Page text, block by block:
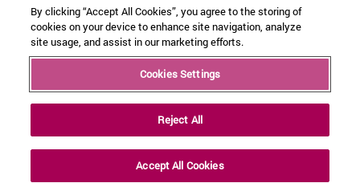
Copyright © Ceit
|
Información
|
|
By clicking “Accept All Cookies”, you agree to the storing of
cookies on your device to enhance site navigation, analyze
site usage, and assist in our marketing efforts.
Cookies Settings
Reject All
Accept All Cookies